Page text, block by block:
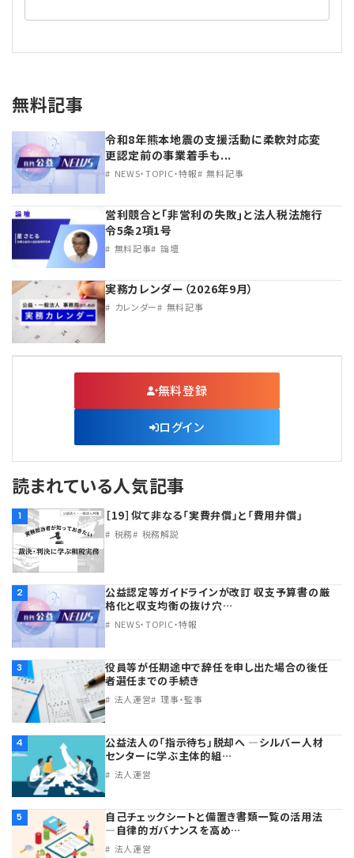
無料記事
令和8年熊本地震の支援活動に柔軟対応変
更認定前の事業着手も...
NEWS・TOPIC・特報 無料記事
営利競合と｢非営利の失敗｣と法人税法施行
令5条2項1号
無料記事 論壇
実務カレンダー（2026年9月）
カレンダー 無料記事
無料登録
ログイン
読まれている人気記事
1 ［19］似て非なる「実費弁償」と「費用弁償」
税務 税務解説
2
公益認定等ガイドラインが改訂 収支予算書の厳
格化と収支均衡の抜け穴…
NEWS・TOPIC・特報
3
役員等が任期途中で辞任を申し出た場合の後任
者選任までの手続き
法人運営 理事・監事
4
公益法人の「指示待ち」脱却へ ―シルバー人材
センターに学ぶ主体的組…
法人運営
5
自己チェックシートと備置き書類一覧の活用法
―自律的ガバナンスを高め…
法人運営